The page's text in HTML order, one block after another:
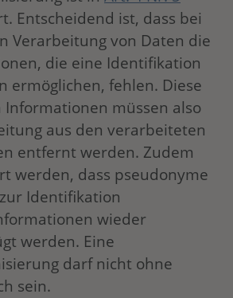
Entscheidend ist, dass bei
Verarbeitung von Daten die
die eine Identifikation
ermöglichen, fehlen. Diese
müssen also
aus den verarbeiteten
entfernt werden. Zudem
werden, dass pseudonyme
Identifikation
wieder
werden. Eine
darf nicht ohne
sein.